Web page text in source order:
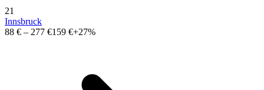
21
Innsbruck
88 € – 277 €159 €+27%